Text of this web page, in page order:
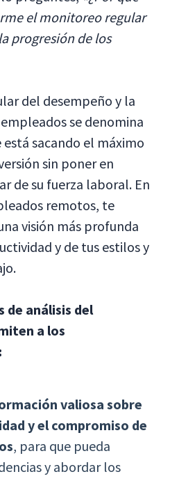
el monitoreo regular
progresión de los
del desempeño y la
se denomina
está sacando el máximo
sin poner en
de su fuerza laboral. En
remotos, te
visión más profunda
y de tus estilos y
de análisis del
a los
valiosa sobre
y el compromiso de
, para que pueda
y abordar los